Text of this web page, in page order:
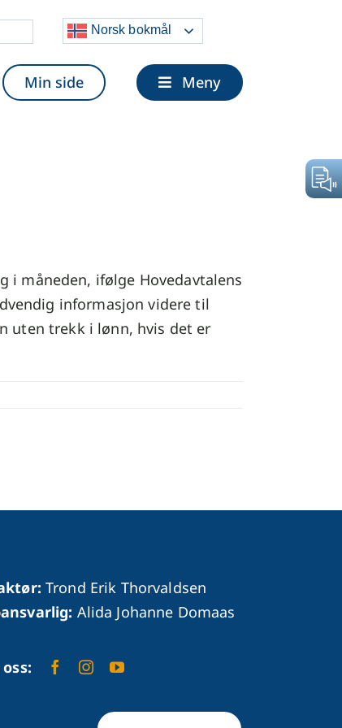
Norsk bokmål
Min side Meny
måneden, ifølge Hovedavtalens
informasjon videre til
uten trekk i lønn, hvis det er
Trond Erik Thorvaldsen
Alida Johanne Domaas